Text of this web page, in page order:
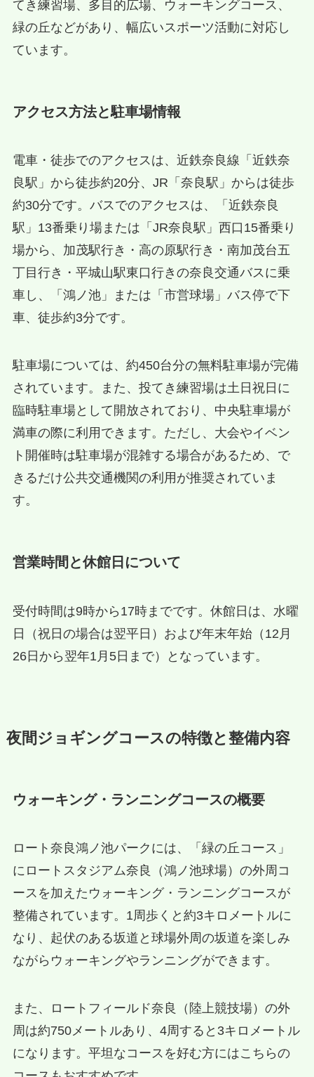
てき練習場、多目的広場、ウォーキングコース、
緑の丘などがあり、幅広いスポーツ活動に対応し
ています。
アクセス方法と駐車場情報
電車・徒歩でのアクセスは、近鉄奈良線「近鉄奈
良駅」から徒歩約20分、JR「奈良駅」からは徒歩
約30分です。バスでのアクセスは、「近鉄奈良
駅」13番乗り場または「JR奈良駅」西口15番乗り
場から、加茂駅行き・高の原駅行き・南加茂台五
丁目行き・平城山駅東口行きの奈良交通バスに乗
車し、「鴻ノ池」または「市営球場」バス停で下
車、徒歩約3分です。
駐車場については、約450台分の無料駐車場が完備
されています。また、投てき練習場は土日祝日に
臨時駐車場として開放されており、中央駐車場が
満車の際に利用できます。ただし、大会やイベン
ト開催時は駐車場が混雑する場合があるため、で
きるだけ公共交通機関の利用が推奨されていま
す。
営業時間と休館日について
受付時間は9時から17時までです。休館日は、水曜
日（祝日の場合は翌平日）および年末年始（12月
26日から翌年1月5日まで）となっています。
夜間ジョギングコースの特徴と整備内容
ウォーキング・ランニングコースの概要
ロート奈良鴻ノ池パークには、「緑の丘コース」
にロートスタジアム奈良（鴻ノ池球場）の外周コ
ースを加えたウォーキング・ランニングコースが
整備されています。1周歩くと約3キロメートルに
なり、起伏のある坂道と球場外周の坂道を楽しみ
ながらウォーキングやランニングができます。
また、ロートフィールド奈良（陸上競技場）の外
周は約750メートルあり、4周すると3キロメートル
になります。平坦なコースを好む方にはこちらの